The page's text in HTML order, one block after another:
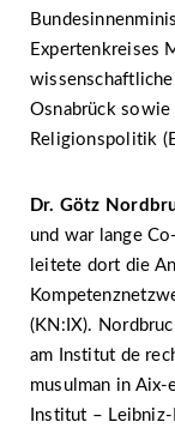
Expertenkreises
Osnabrück
Religionspolitik
Dr. Götz
und war lange
leitete dort die
(KN:IX).
am Institut de
musulman in
Institut –